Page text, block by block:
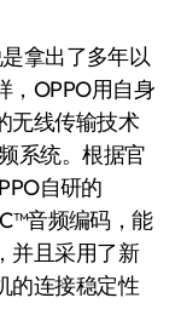
拿出了多年以
，OPPO用自身
无线传输技术
系统。根据官
自研的
音频编码，能
并且采用了新
的连接稳定性